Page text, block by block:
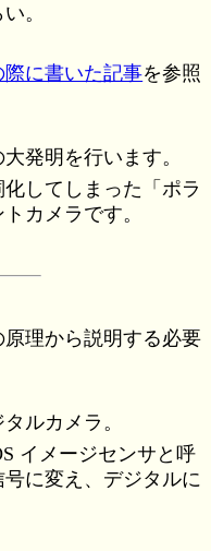
。
際に書いた記事を参照
発明を行います。
してしまった「ポラ
カメラです。
理から説明する必要
ルカメラ。
イメージセンサと呼
に変え、デジタルに